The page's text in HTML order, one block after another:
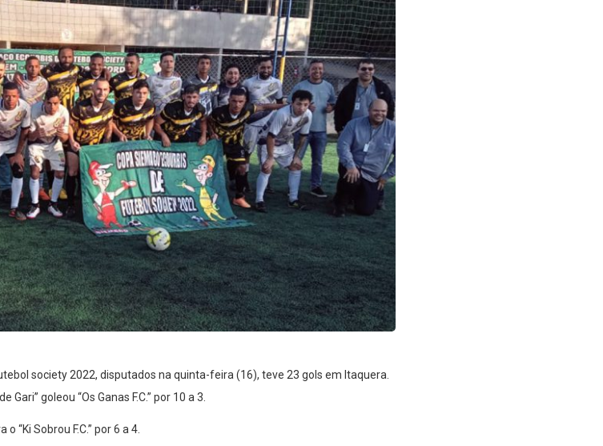
society 2022, disputados na quinta-feira (16), teve 23 gols em Itaquera.
goleou “Os Ganas F.C.” por 10 a 3.
“Ki Sobrou F.C.” por 6 a 4.